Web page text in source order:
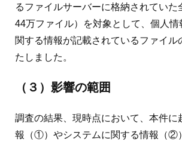
るファイルサーバーに格納されていた
44万ファイル）を対象として、個人情
関する情報が記載されているファイル
たしました。
（３）影響の範囲
調査の結果、現時点において、本件に
報（①）やシステムに関する情報（②